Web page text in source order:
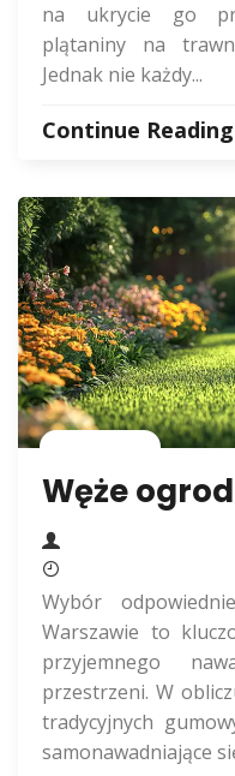
na ukrycie go
plątaniny na
Jednak nie każdy...
Continue Reading
Węże
Wybór
Warszawie to
przyjemnego
przestrzeni. W
tradycyjnych
samonawadniające